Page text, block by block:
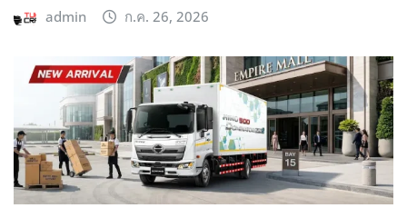
admin ก.ค. 26, 2026